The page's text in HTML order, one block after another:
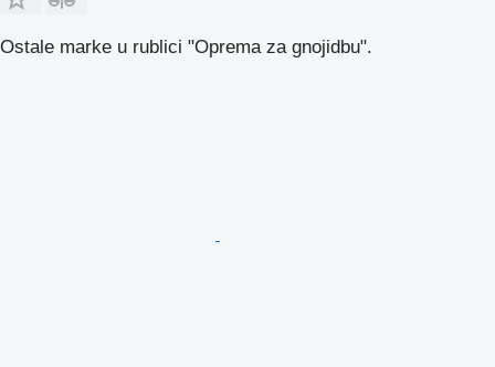
Ostale marke u rublici "Oprema za gnojidbu".